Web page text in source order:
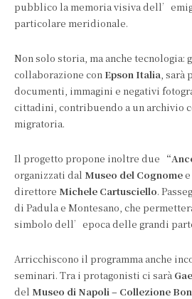
pubblico la memoria visiva
particolare meridionale.
Non solo storia, ma anche tecnologia:
collaborazione con Epson Italia, sarà
documenti, immagini e negativi
cittadini, contribuendo a un archivio
migratoria.
Il progetto propone inoltre due
organizzati dal Museo del Cognome
direttore Michele Cartusciello.
di Padula e Montesano, che
simbolo dell’epoca delle grandi
Arricchiscono il programma anche
seminari. Tra i protagonisti ci sarà
del Museo di Napoli – Collezione